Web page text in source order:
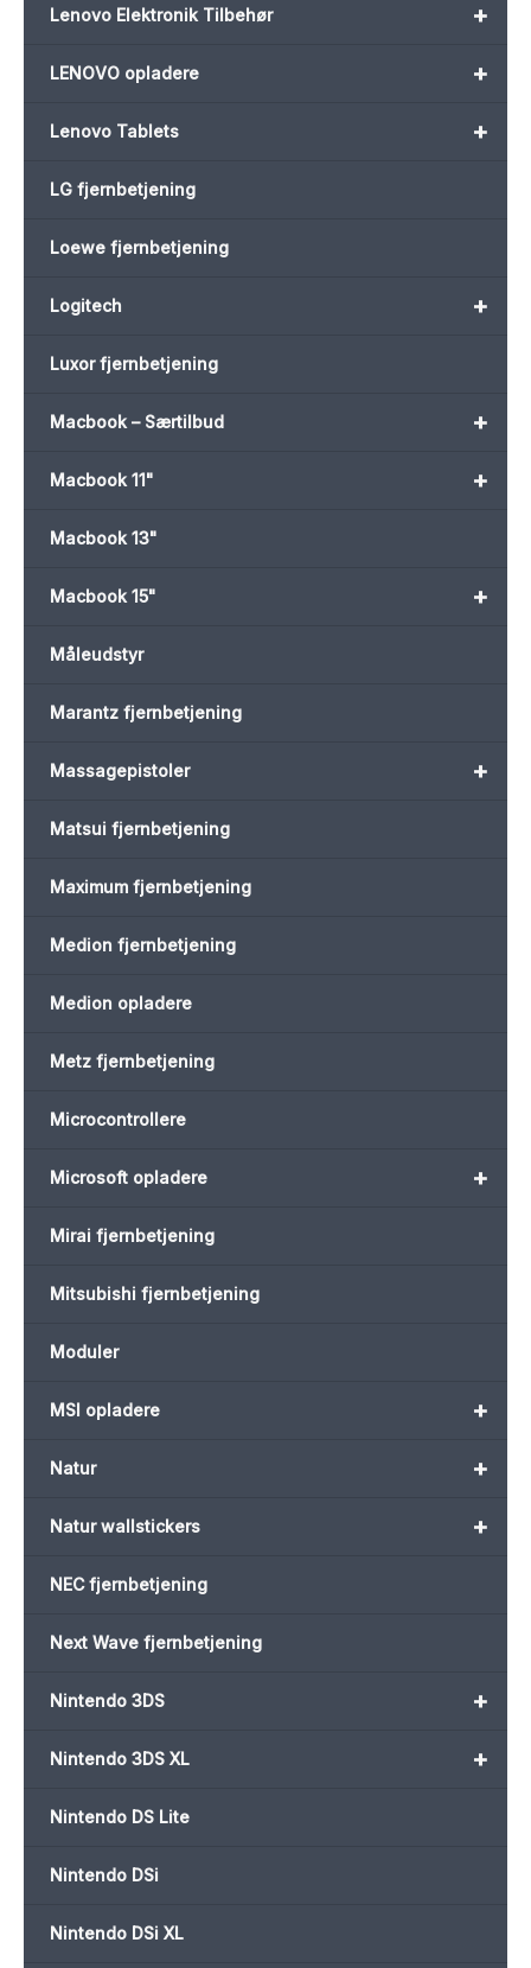
+
Lenovo Elektronik Tilbehør
+
LENOVO opladere
+
Lenovo Tablets
LG fjernbetjening
Loewe fjernbetjening
+
Logitech
Luxor fjernbetjening
+
Macbook – Særtilbud
+
Macbook 11"
Macbook 13"
+
Macbook 15"
Måleudstyr
Marantz fjernbetjening
+
Massagepistoler
Matsui fjernbetjening
Maximum fjernbetjening
Medion fjernbetjening
Medion opladere
Metz fjernbetjening
Microcontrollere
+
Microsoft opladere
Mirai fjernbetjening
Mitsubishi fjernbetjening
Moduler
+
MSI opladere
+
Natur
+
Natur wallstickers
NEC fjernbetjening
Next Wave fjernbetjening
+
Nintendo 3DS
+
Nintendo 3DS XL
Nintendo DS Lite
Nintendo DSi
Nintendo DSi XL